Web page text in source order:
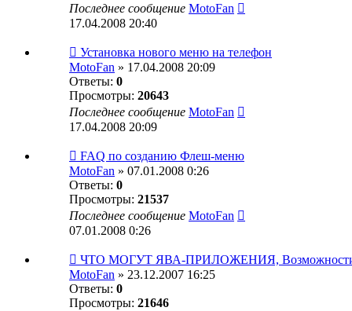
Последнее сообщение MotoFan
17.04.2008 20:40
Установка нового меню на телефон
MotoFan » 17.04.2008 20:09
Ответы: 0
Просмотры: 20643
Последнее сообщение MotoFan
17.04.2008 20:09
FAQ по созданию Флеш-меню
MotoFan » 07.01.2008 0:26
Ответы: 0
Просмотры: 21537
Последнее сообщение MotoFan
07.01.2008 0:26
ЧТО МОГУТ ЯВА-ПРИЛОЖЕНИЯ, Возможности,
MotoFan » 23.12.2007 16:25
Ответы: 0
Просмотры: 21646